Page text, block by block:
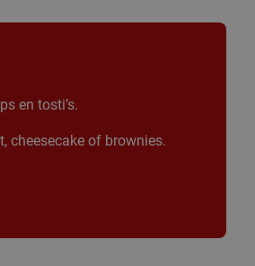
en tosti’s.
cheesecake of brownies.